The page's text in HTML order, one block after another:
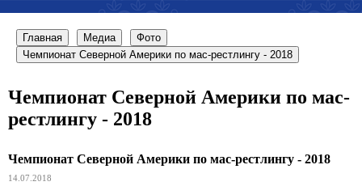
Главная Медиа
Фото
Чемпионат Северной Америки по мас-рестлингу - 2018
Чемпионат Северной Америки по мас-
рестлингу - 2018
Чемпионат Северной Америки по мас-рестлингу - 2018
14.07.2018